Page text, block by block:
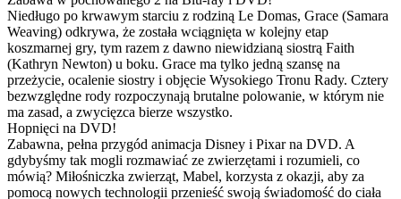
Niedługo po krwawym starciu z rodziną Le Domas, Grace (Samara
Weaving) odkrywa, że została wciągnięta w kolejny etap
koszmarnej gry, tym razem z dawno niewidzianą siostrą Faith
(Kathryn Newton) u boku. Grace ma tylko jedną szansę na
przeżycie, ocalenie siostry i objęcie Wysokiego Tronu Rady. Cztery
bezwzględne rody rozpoczynają brutalne polowanie, w którym nie
ma zasad, a zwycięzca bierze wszystko.
Hopnięci na DVD!
Zabawna, pełna przygód animacja Disney i Pixar na DVD. A
gdybyśmy tak mogli rozmawiać ze zwierzętami i rozumieli, co
mówią? Miłośniczka zwierząt, Mabel, korzysta z okazji, aby za
pomocą nowych technologii przenieść swoją świadomość do ciała